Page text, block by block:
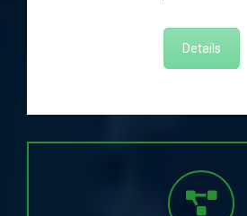
Details